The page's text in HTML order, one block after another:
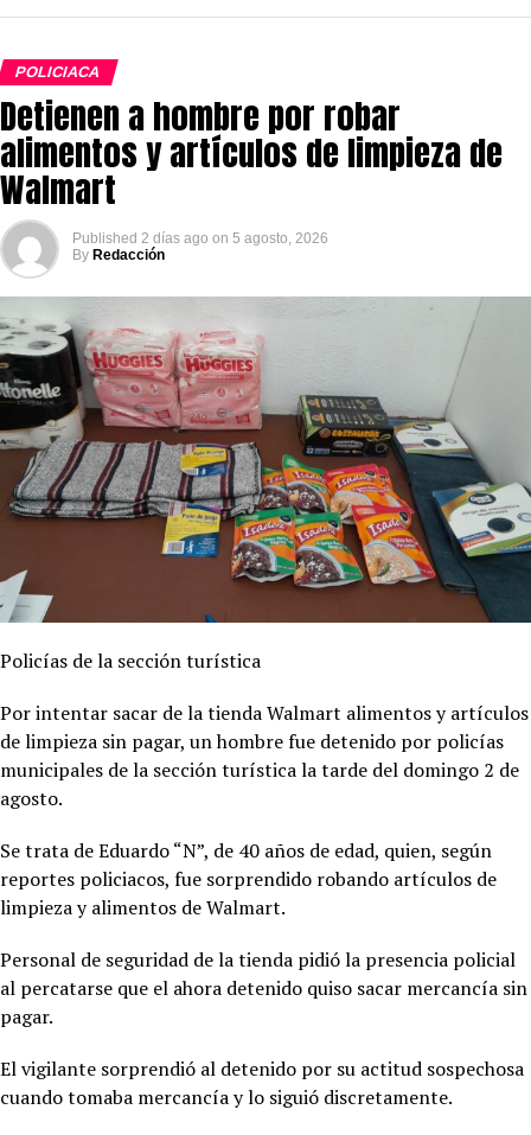
POLICIACA
Detienen a hombre por robar
alimentos y artículos de limpieza de
Walmart
Published 2 días ago on 5 agosto, 2026
By Redacción
Policías de la sección turística
Por intentar sacar de la tienda Walmart alimentos y artículos
de limpieza sin pagar, un hombre fue detenido por policías
municipales de la sección turística la tarde del domingo 2 de
agosto.
Se trata de Eduardo “N”, de 40 años de edad, quien, según
reportes policiacos, fue sorprendido robando artículos de
limpieza y alimentos de Walmart.
Personal de seguridad de la tienda pidió la presencia policial
al percatarse que el ahora detenido quiso sacar mercancía sin
pagar.
El vigilante sorprendió al detenido por su actitud sospechosa
cuando tomaba mercancía y lo siguió discretamente.